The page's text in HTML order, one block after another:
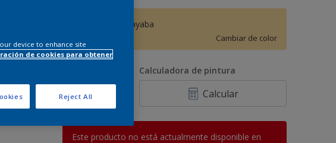
Sorbete de guayaba
Cambiar de color
Calculadora de pintura
Calcular
Este producto no está actualmente disponible en
device to enhance site
de cookies para obtener
Reject All